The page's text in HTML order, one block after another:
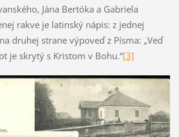
Jána Bertóka a Gabriela
rakve je latinský nápis: z jednej
druhej strane výpoveď z Písma: „Veď
je skrytý s Kristom v Bohu.“[3]